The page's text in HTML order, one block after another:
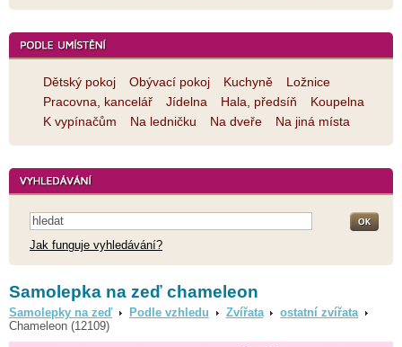
Dětský pokoj Obývací pokoj Kuchyně
Ložnice
Pracovna, kancelář
Jídelna Hala, předsíň
Koupelna
K vypínačům
Na ledničku Na dveře Na jiná místa
Jak funguje vyhledávání?
Samolepka na zeď chameleon
Samolepky na zeď Podle vzhledu Zvířata
ostatní zvířata
Chameleon (12109)